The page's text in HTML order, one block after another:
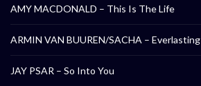
AMY MACDONALD – This Is The Life
ARMIN VAN BUUREN/SACHA – Everlasting
JAY PSAR – So Into You